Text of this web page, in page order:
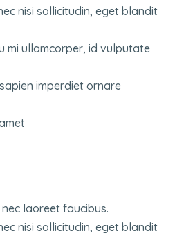
nisi sollicitudin, eget blandit
mi ullamcorper, id vulputate
imperdiet ornare
laoreet faucibus.
nisi sollicitudin, eget blandit